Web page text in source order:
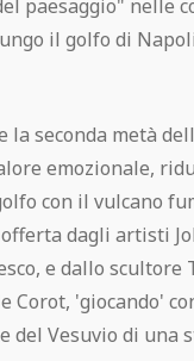
paesaggio" nelle
il golfo di
la seconda metà
emozionale,
con il vulcano
dagli artisti
e dallo scultore
Corot, 'giocando'
del Vesuvio di una